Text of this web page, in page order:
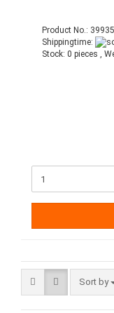
Product No.: 39935
Shippingtime:
Stock: 0 pieces ,
Sort by